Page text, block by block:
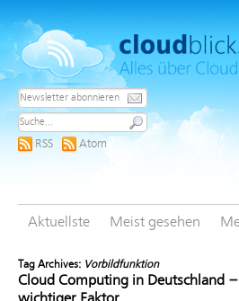
RSS Atom
Aktuellste Meist gesehen
Tag Archives: Vorbildfunktion
Cloud Computing in Deutschland